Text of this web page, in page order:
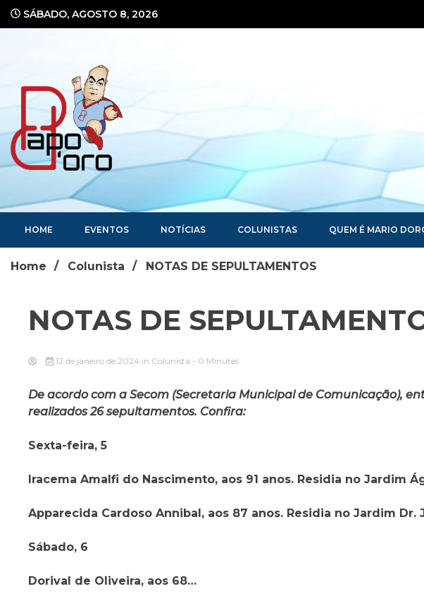
SÁBADO, AGOSTO 8, 2026
Portal de Notícias
HOME EVENTOS NOTÍCIAS COLUNISTAS QUEM É MARIO
Home Colunista NOTAS DE SEPULTAMENTOS
NOTAS DE
12 de janeiro de 2024 in Colunista - 0 Minutes
De acordo com a Secom (Secretaria Municipal de Comunicação),
realizados 26 sepultamentos. Confira:
Sexta-feira, 5
Iracema Amalfi do Nascimento, aos 91 anos. Residia no Jardim
Apparecida Cardoso Annibal, aos 87 anos. Residia no Jardim
Sábado, 6
Dorival de Oliveira, aos 68…